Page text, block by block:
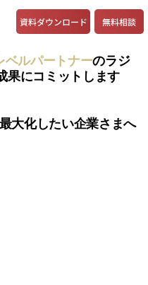
資料ダウンロード 無料相談
ベルパートナーのラジ
果にコミットします
大化したい企業さまへ